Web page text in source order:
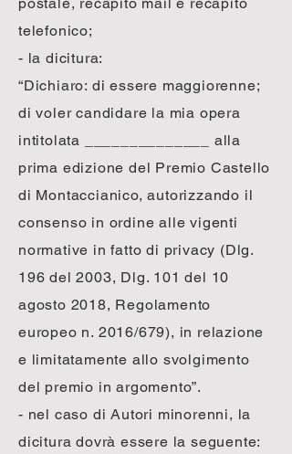
telefonico;
- la dicitura:
“Dichiaro: di essere maggiorenne;
di voler candidare la mia opera
intitolata ______________ alla
prima edizione del Premio Castello
di Montaccianico, autorizzando il
consenso in ordine alle vigenti
normative in fatto di privacy (Dlg.
196 del 2003, Dlg. 101 del 10
agosto 2018, Regolamento
europeo n. 2016/679), in relazione
e limitatamente allo svolgimento
del premio in argomento”.
- nel caso di Autori minorenni, la
dicitura dovrà essere la seguente: